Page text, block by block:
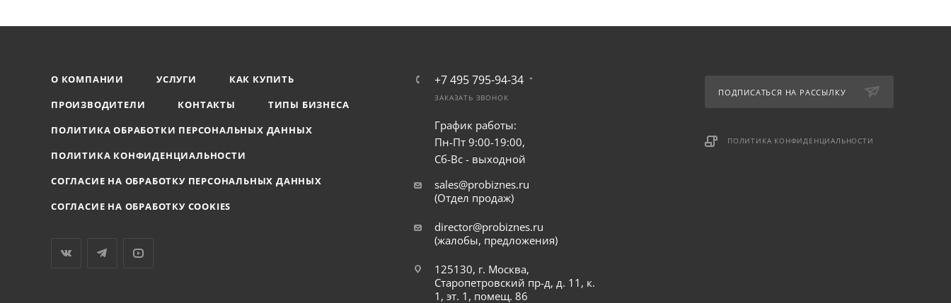
Wilmax ( 163)
WMF (11)
WMF Hotel (22)
Yongfeng (98)
О КОМПАНИИ УСЛУГИ
КАК КУПИТЬ
ПРОИЗВОДИТЕЛИ
КОНТАКТЫ
ТИПЫ БИЗНЕСА
ПОЛИТИКА ОБРАБОТКИ ПЕРСОНАЛЬНЫХ ДАННЫХ
ПОЛИТИКА КОНФИДЕНЦИАЛЬНОСТИ
СОГЛАСИЕ НА ОБРАБОТКУ ПЕРСОНАЛЬНЫХ ДАННЫХ
СОГЛАСИЕ НА ОБРАБОТКУ COOKIES
+7 495 795-94-34
ЗАКАЗАТЬ ЗВОНОК
График работы:
Пн-Пт 9:00-19:00,
Сб-Вс - выходной
sales@probiznes.ru
(Отдел продаж)
director@probiznes.ru
(жалобы, предложения)
125130, г. Москва,
Старопетровский пр-д, д. 11, к.
1, эт. 1, помещ. 86
ПОДПИСАТЬСЯ НА РАССЫЛКУ
ПОЛИТИКА КОНФИДЕНЦИАЛЬНОСТИ